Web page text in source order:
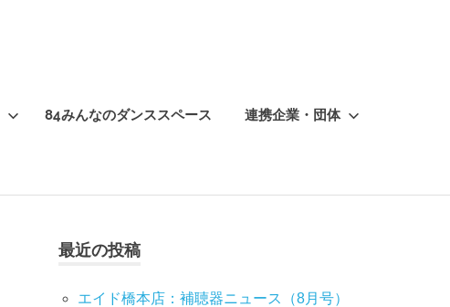
84みんなのダンススペース 連携企業・団体
最近の投稿
エイド橋本店：補聴器ニュース（8月号）